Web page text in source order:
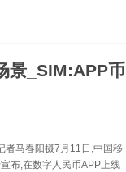
景_SIM:APP币
者马春阳摄7月11日,中国移
布,在数字人民币APP上线